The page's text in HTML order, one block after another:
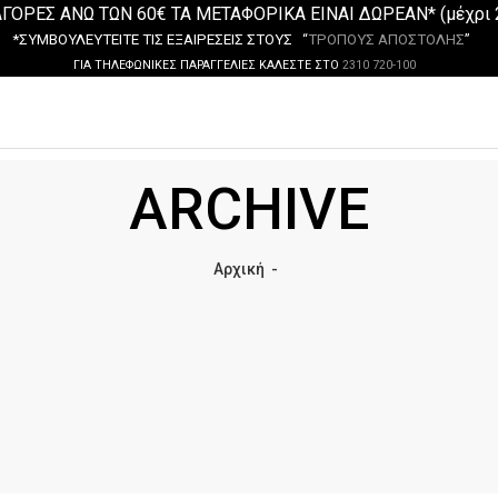
ΑΝΩ ΤΩΝ 60€ ΤΑ ΜΕΤΑΦΟΡΙΚΑ ΕΙΝΑΙ ΔΩΡΕΑΝ* (μέχρι
*ΣΥΜΒΟΥΛΕΥΤΕΙΤΕ ΤΙΣ ΕΞΑΙΡΕΣΕΙΣ ΣΤΟΥΣ “ΤΡΟΠΟΥΣ ΑΠΟΣΤΟΛΗΣ”
ΓΙΑ ΤΗΛΕΦΩΝΙΚΕΣ ΠΑΡΑΓΓΕΛΙΕΣ ΚΑΛΕΣΤΕ ΣΤΟ 2310 720-100
ARCHIVE
Αρχική -